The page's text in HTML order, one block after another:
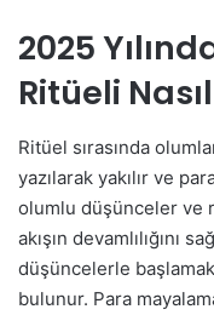
2025
Ritüeli
Ritüel sırasında
yazılarak yakılır ve
olumlu düşünceler ve
akışın devamlılığını
düşüncelerle
bulunur. Para